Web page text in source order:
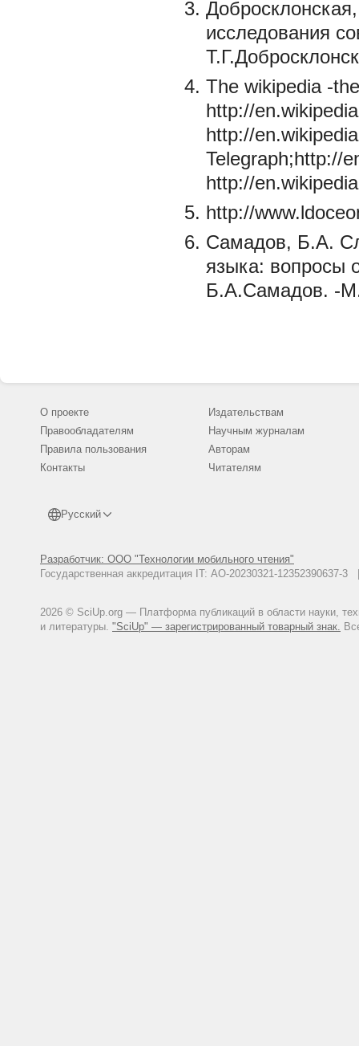
исследования
The wikipedia -
http://
http://
Telegraph;http://
http://
http://
Самадов, Б.А.
языка: вопросы
Б.А.Самадов. -
О проекте
Правообладателям
Правила пользования
Контакты
Русский
Разработчик: ООО "Технологии мобильного чтения"
Государственная аккредитация IT: АО-20230321-
2026 © SciUp.org — Платформа публикаций в области науки,
и литературы. "SciUp" — зарегистрированный товарный знак.
Издательствам
Научным журналам
Авторам
Читателям